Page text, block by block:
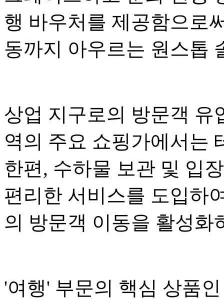
행 바우처를 제공함으로
동까지 아우르는 원스톱
상업 지구로의 방문객 유
역의 주요 쇼핑가에서는
한편, 수하물 보관 및 입
편리한 서비스를 도입하
의 방문객 이동을 활성화
'여행' 부문의 핵심 상품